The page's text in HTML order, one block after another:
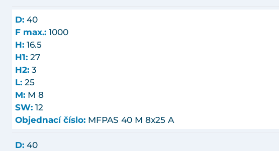
D: 40
F max.: 1000
H: 16.5
H1: 27
H2: 3
L: 25
M: M 8
SW: 12
Objednací číslo: MFPAS 40 M 8x25 A
D: 40